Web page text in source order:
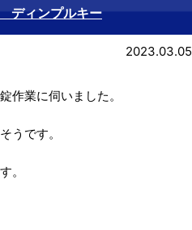
ィンプルキー
2023.03.05
作業に伺いました。
うです。
。